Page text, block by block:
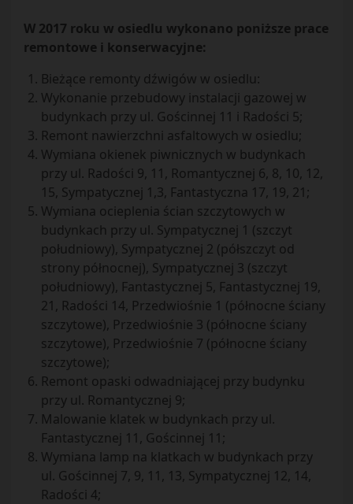
W 2017 roku w osiedlu wykonano poniższe prace
remontowe i konserwacyjne:
Bieżące remonty dźwigów w osiedlu:
Wykonanie przebudowy instalacji gazowej w
budynkach przy ul. Gościnnej 11 i Radości 5;
Remont nawierzchni asfaltowych w osiedlu;
Wymiana okienek piwnicznych w budynkach
przy ul. Radości 9, 11, Romantycznej 6, 8, 10, 12,
15, Sympatycznej 1,3, Fantastyczna 17, 19, 21;
Wymiana ocieplenia ścian szczytowych w
budynkach przy ul. Sympatycznej 1 (szczyt
południowy), Sympatycznej 2 (półszczyt od
strony północnej), Sympatycznej 3 (szczyt
południowy), Fantastycznej 5, Fantastycznej 19,
21, Radości 14, Przedwiośnie 1 (północne ściany
szczytowe), Przedwiośnie 3 (północne ściany
szczytowe), Przedwiośnie 7 (północne ściany
szczytowe);
Remont opaski odwadniającej przy budynku
przy ul. Romantycznej 9;
Malowanie klatek w budynkach przy ul.
Fantastycznej 11, Gościnnej 11;
Wymiana lamp na klatkach w budynkach przy
ul. Gościnnej 7, 9, 11, 13, Sympatycznej 12, 14,
Radości 4;